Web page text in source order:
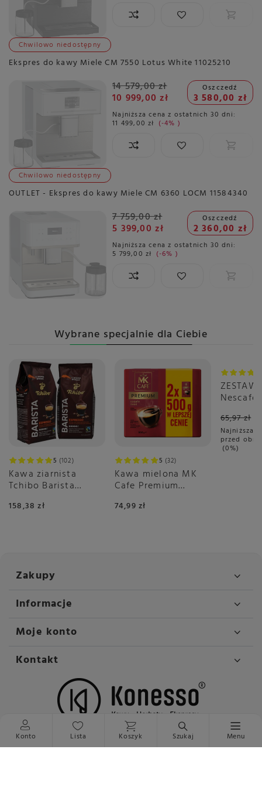
Chwilowo niedostępny
Ekspres do kawy Miele CM 7550 Lotus White 11025210
14 579,00 zł
10 999,00 zł
Oszczedź
3 580,00 zł
Najniższa cena z ostatnich 30 dni:
11 499,00 zł -4%
Chwilowo niedostępny
OUTLET - Ekspres do kawy Miele CM 6360 LOCM 11584340
7 759,00 zł
5 399,00 zł
Oszczedź
2 360,00 zł
Najniższa cena z ostatnich 30 dni:
5 799,00 zł -6%
Wybrane specjalnie dla Ciebie
5 102
Kawa ziarnista
Tchibo Barista
158,38 zł
5 32
Kawa mielona MK
Cafe Premium
74,99 zł
Okazja
Nescafé
3x16
65,97 zł
Najniższa
przed
0%
Zakupy
Informacje
Moje konto
Kontakt
Konto Lista Koszyk Szukaj Menu